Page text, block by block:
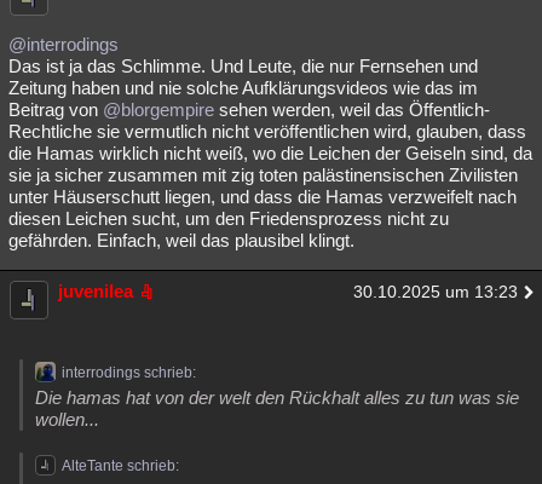
@interrodings
Das ist ja das Schlimme. Und Leute, die nur Fernsehen und
Zeitung haben und nie solche Aufklärungsvideos wie das im
Beitrag von @blorgempire sehen werden, weil das Öffentlich-
Rechtliche sie vermutlich nicht veröffentlichen wird, glauben, dass
die Hamas wirklich nicht weiß, wo die Leichen der Geiseln sind, da
sie ja sicher zusammen mit zig toten palästinensischen Zivilisten
unter Häuserschutt liegen, und dass die Hamas verzweifelt nach
diesen Leichen sucht, um den Friedensprozess nicht zu
gefährden. Einfach, weil das plausibel klingt.
juvenilea 30.10.2025 um 13:23
interrodings schrieb:
Die hamas hat von der welt den Rückhalt alles zu tun was sie
wollen...
AlteTante schrieb: